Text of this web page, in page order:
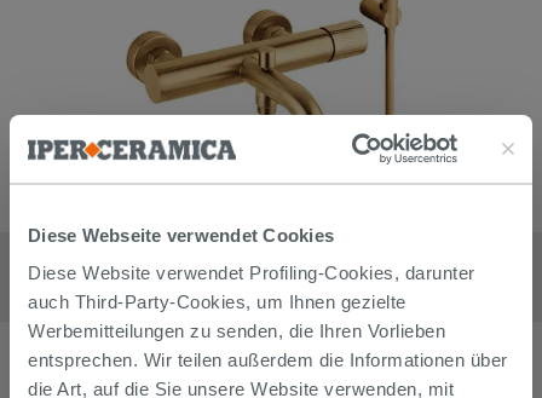
Diese Webseite verwendet Cookies
Diese Website verwendet Profiling-Cookies, darunter
auch Third-Party-Cookies, um Ihnen gezielte
Werbemitteilungen zu senden, die Ihren Vorlieben
entsprechen. Wir teilen außerdem die Informationen über
die Art, auf die Sie unsere Website verwenden, mit
Mischer Wandmischer für Badewanne Jacuzzi Giulia mit
Ablaufgarnitur aus Edelstahl Messing gebürstet
378,90€ /stk